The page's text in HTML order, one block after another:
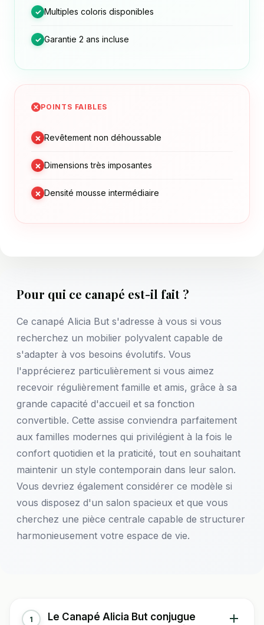
✓ Multiples coloris disponibles
✓ Garantie 2 ans incluse
POINTS FAIBLES
× Revêtement non déhoussable
× Dimensions très imposantes
× Densité mousse intermédiaire
Pour qui ce canapé est-il fait ?
Ce canapé Alicia But s'adresse à vous si vous
recherchez un mobilier polyvalent capable de
s'adapter à vos besoins évolutifs. Vous
l'apprécierez particulièrement si vous aimez
recevoir régulièrement famille et amis, grâce à sa
grande capacité d'accueil et sa fonction
convertible. Cette assise conviendra parfaitement
aux familles modernes qui privilégient à la fois le
confort quotidien et la praticité, tout en souhaitant
maintenir un style contemporain dans leur salon.
Vous devriez également considérer ce modèle si
vous disposez d'un salon spacieux et que vous
cherchez une pièce centrale capable de structurer
harmonieusement votre espace de vie.
1
Le Canapé Alicia But conjugue